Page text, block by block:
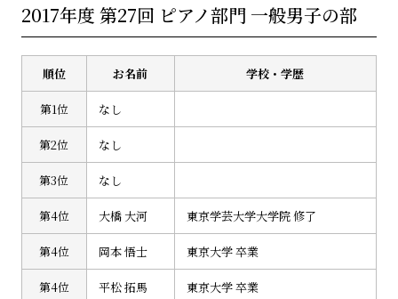
2017年度 第27回 ピアノ部門 一般男子の部
順位 お名前 学校・学歴
第1位 なし
第2位 なし
第3位 なし
第4位 大橋 大河 東京学芸大学大学院 修了
第4位 岡本 悟士 東京大学 卒業
第4位 平松 拓馬 東京大学 卒業